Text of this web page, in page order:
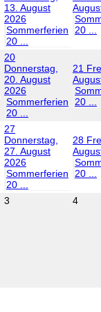
13. August
2026
Sommerferien
20 ...
20 ...
20
Donnerstag,
20. August
2026
Sommerferien
20 ...
21
20 ...
27
Donnerstag,
27. August
2026
Sommerferien
20 ...
28
20 ...
3 4